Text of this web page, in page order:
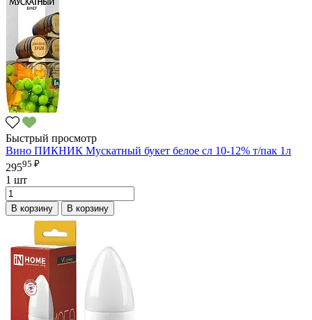
Быстрый просмотр
Вино ПИКНИК Мускатный букет белое сл 10-12% т/пак 1л
29595 ₽
1 шт
В корзину В корзину